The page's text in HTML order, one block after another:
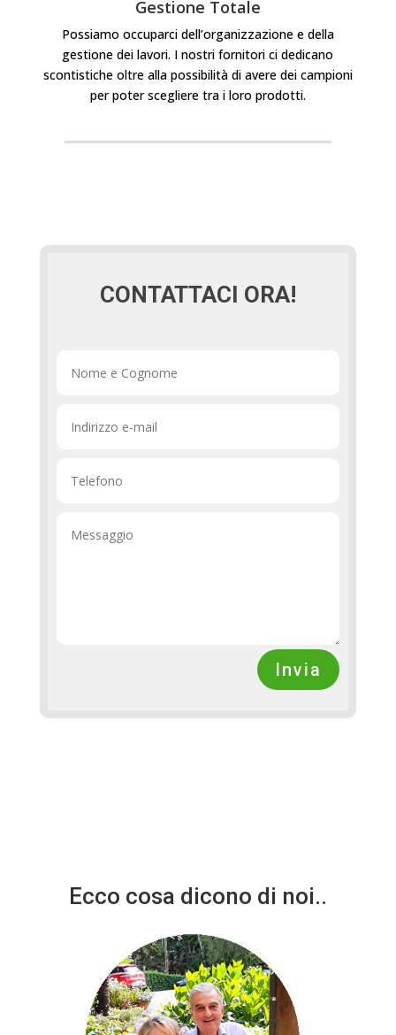
Gestione Totale
Possiamo occuparci dell’organizzazione e della
gestione dei lavori. I nostri fornitori ci dedicano
scontistiche oltre alla possibilità di avere dei campioni
per poter scegliere tra i loro prodotti.
CONTATTACI ORA!
Invia
Ecco cosa dicono di noi..